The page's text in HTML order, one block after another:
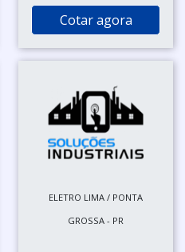
Cotar agora
ELETRO LIMA / PONTA
GROSSA - PR